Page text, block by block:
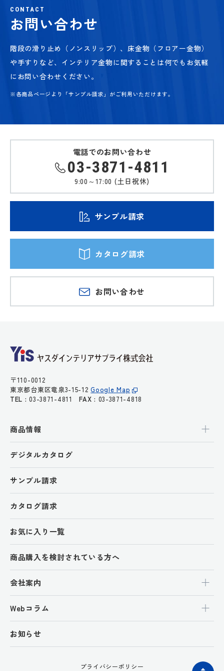
CONTACT
お問い合わせ
階段の滑り止め（ノンスリップ）、床金物（フロアー金物）
や手すりなど、 インテリア金物に関することは何でもお気軽
にお問い合わせください。
※各商品ページより「サンプル請求」がご利用いただけます。
電話でのお問い合わせ
03-3871-4811
9:00～17:00 (土日祝休)
サンプル請求
カタログ請求
お問い合わせ
〒110-0012
東京都台東区竜泉3-15-12Google Map
TEL : 03-3871-4811FAX : 03-3871-4818
商品情報
デジタルカタログ
サンプル請求
カタログ請求
お気に入り一覧
商品購入を検討されている方へ
会社案内
Webコラム
お知らせ
プライバシーポリシー